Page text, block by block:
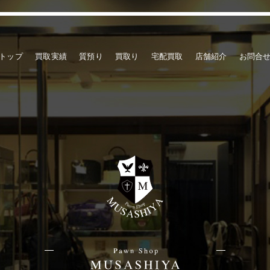
ップ 買取実績 質預り 買取り 宅配買取 店舗紹介 お問合